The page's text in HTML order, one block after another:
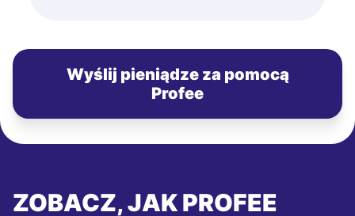
Wyślij pieniądze za pomocą
Profee
ZOBACZ, JAK PROFEE